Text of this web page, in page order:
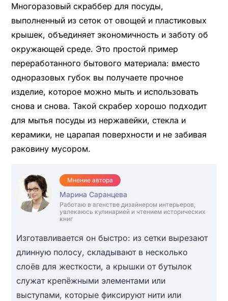
Многоразовый скраббер для посуды,
выполненный из сеток от овощей и пластиковых
крышек, объединяет экономичность и заботу об
окружающей среде. Это простой пример
переработанного бытового материала: вместо
одноразовых губок вы получаете прочное
изделие, которое можно мыть и использовать
снова и снова. Такой скрабер хорошо подходит
для мытья посуды из нержавейки, стекла и
керамики, не царапая поверхности и не забивая
раковину мусором.
Мнение автора
Марина Саранцева
Работаю в агенстве дизайнером интерьеров,
увлекаюсь кулинарией и чтением исторических
книг
Изготавливается он быстро: из сетки вырезают
длинную полосу, складывают в несколько
слоёв для жесткости, а крышки от бутылок
служат крепёжными элементами или
выступами, которые фиксируют нити или